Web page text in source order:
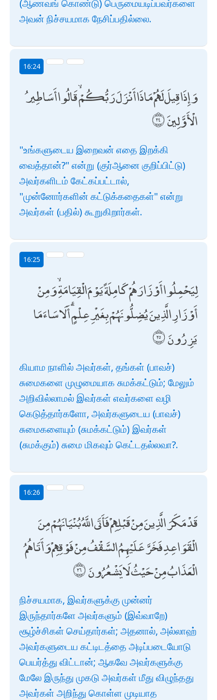
(ஆணவங் கொண்டு) பெருமையடிப்பவர்களை
அவன் நிச்சயமாக நேசிப்பதில்லை.
16:24
وَإِذَا قِيلَ لَهُمْ مَاذَا أَنْزَلَ رَبُّكُمْ ۙ قَالُوا أَسَاطِيرُ
الْأَوَّلِينَ
"உங்களுடைய இறைவன் எதை இறக்கி
வைத்தான்?" என்று (குர்ஆனை குறிப்பிட்டு)
அவர்களிடம் கேட்கப்பட்டால்,
"முன்னோர்களின் கட்டுக்கதைகள்" என்று
அவர்கள் (பதில்) கூறுகிறார்கள்.
16:25
لِيَحْمِلُوا أَوْزَارَهُمْ كَامِلَةً يَوْمَ الْقِيَامَةِ ۙ وَمِنْ
أَوْزَارِ الَّذِينَ يُضِلُّونَهُمْ بِغَيْرِ عِلْمٍ ۗ أَلَا سَاءَ مَا
يَزِرُونَ
கியாம நாளில் அவர்கள், தங்கள் (பாவச்)
சுமைகளை முழுமையாக சுமக்கட்டும்; மேலும்
அறிவில்லாமல் இவர்கள் எவர்களை வழி
கெடுத்தார்களோ, அவர்களுடைய (பாவச்)
சுமைகளையும் (சுமக்கட்டும்) இவர்கள்
(சுமக்கும்) சுமை மிகவும் கெட்டதல்லவா?.
16:26
قَدْ مَكَرَ الَّذِينَ مِنْ قَبْلِهِمْ فَأَتَى اللَّهُ بُنْيَانَهُمْ مِنَ
الْقَوَاعِدِ فَخَرَّ عَلَيْهِمُ السَّقْفُ مِنْ فَوْقِهِمْ وَأَتَاهُمُ
الْعَذَابُ مِنْ حَيْثُ لَا يَشْعُرُونَ
நிச்சயமாக, இவர்களுக்கு முன்னர்
இருந்தார்களே அவர்களும் (இவ்வாறே)
சூழ்ச்சிகள் செய்தார்கள்; அதனால், அல்லாஹ்
அவர்களுடைய கட்டிடத்தை அடிப்படையோடு
பெயர்த்து விட்டான்; ஆகவே அவர்களுக்கு
மேலே இருந்து முகடு அவர்கள் மீது விழுந்தது
அவர்கள் அறிந்து கொள்ள முடியாத